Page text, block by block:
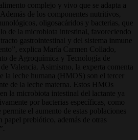
complejo y vivo que se adapta a
de los componentes nutritivos,
oligosacáridos y bacterias, que
de la microbiota intestinal, favoreciendo
gastrointestinal y del sistema inmune
explica María Carmen Collado,
de Agroquímica y Tecnología de
Valencia. Asimismo, la experta comenta
la leche humana (HMOS) son el tercer
de la leche materna. Estos HMOs
la microbiota intestinal del lactante ya
por bacterias específicas, como
el aumento de estas poblaciones
papel prebiótico, además de otras